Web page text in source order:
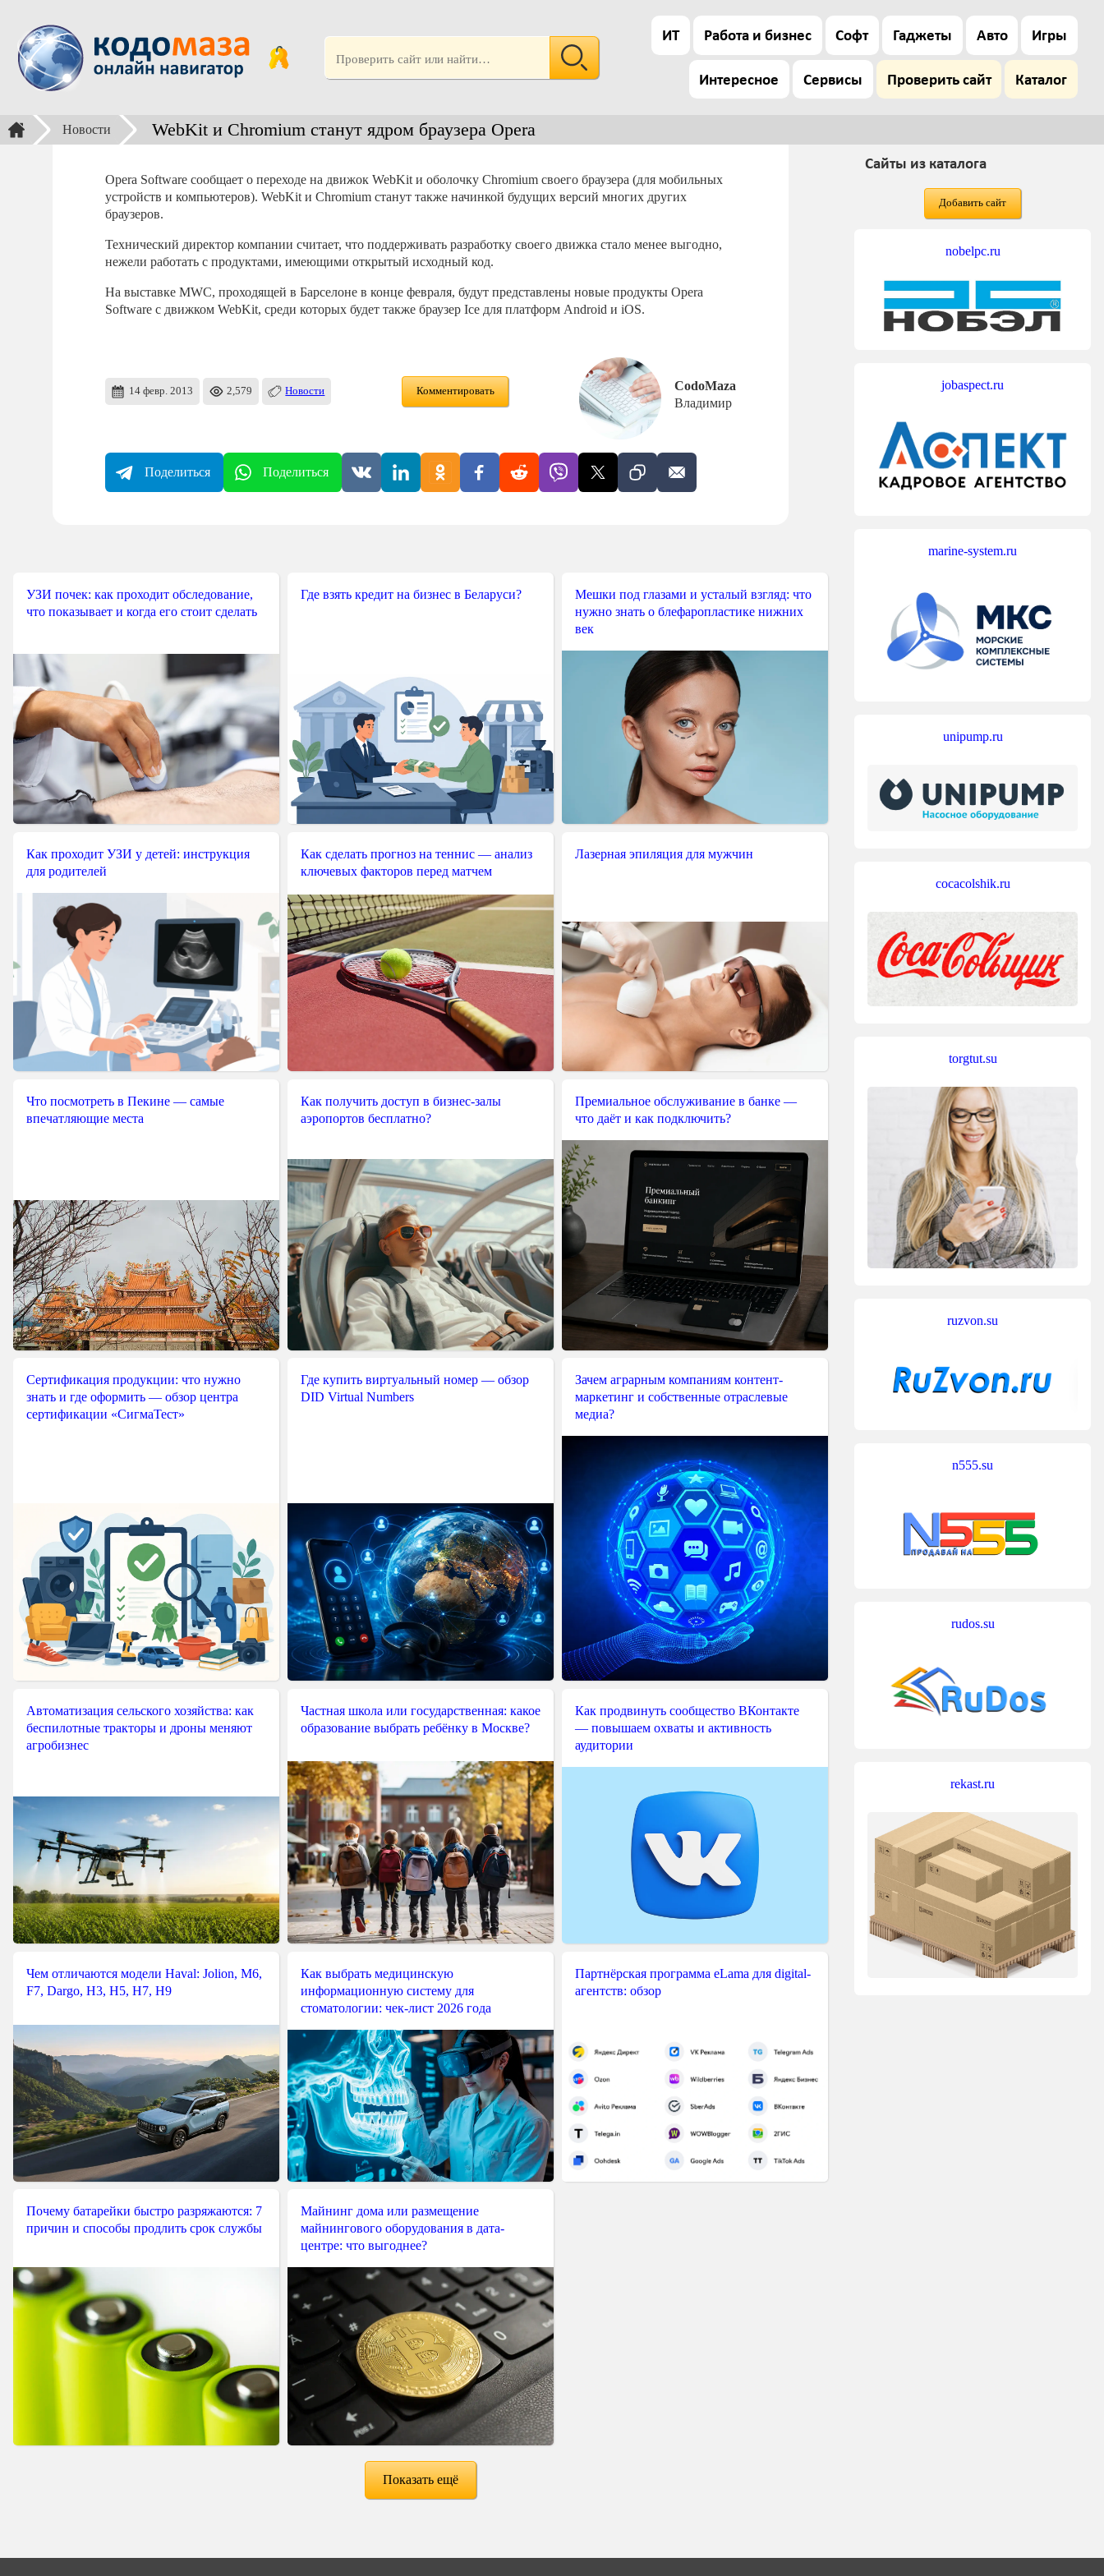
ИТ Работа и бизнес Софт Гаджеты Авто Игры
Интересное Сервисы Проверить сайт Каталог
Новости WebKit и Chromium станут ядром браузера Opera
Opera Software сообщает о переходе на движок WebKit и оболочку Chromium своего браузера (для мобильных
устройств и компьютеров). WebKit и Chromium станут также начинкой будущих версий многих других
браузеров.
Технический директор компании считает, что поддерживать разработку своего движка стало менее выгодно,
нежели работать с продуктами, имеющими открытый исходный код.
На выставке MWC, проходящей в Барселоне в конце февраля, будут представлены новые продукты Opera
Software с движком WebKit, среди которых будет также браузер Ice для платформ Android и iOS.
14 февр. 2013 2,579 Новости Комментировать
CodoMaza
Владимир
Поделиться Поделиться
УЗИ почек: как проходит обследование,
что показывает и когда его стоит сделать
Где взять кредит на бизнес в Беларуси?
Мешки под глазами и усталый взгляд: что
нужно знать о блефаропластике нижних
век
Как проходит УЗИ у детей: инструкция
для родителей
Как сделать прогноз на теннис — анализ
ключевых факторов перед матчем
Лазерная эпиляция для мужчин
Что посмотреть в Пекине — самые
впечатляющие места
Как получить доступ в бизнес-залы
аэропортов бесплатно?
Премиальное обслуживание в банке —
что даёт и как подключить?
Сертификация продукции: что нужно
знать и где оформить — обзор центра
сертификации «СигмаТест»
Где купить виртуальный номер — обзор
DID Virtual Numbers
Зачем аграрным компаниям контент-
маркетинг и собственные отраслевые
медиа?
Автоматизация сельского хозяйства: как
беспилотные тракторы и дроны меняют
агробизнес
Частная школа или государственная: какое
образование выбрать ребёнку в Москве?
Как продвинуть сообщество ВКонтакте
— повышаем охваты и активность
аудитории
Чем отличаются модели Haval: Jolion, M6,
F7, Dargo, H3, H5, H7, H9
Как выбрать медицинскую
информационную систему для
стоматологии: чек-лист 2026 года
Партнёрская программа eLama для digital-
агентств: обзор
Почему батарейки быстро разряжаются: 7
причин и способы продлить срок службы
Майнинг дома или размещение
майнингового оборудования в дата-
центре: что выгоднее?
Показать ещё
Сайты из каталога
Добавить сайт
nobelpc.ru
jobaspect.ru
marine-system.ru
unipump.ru
cocacolshik.ru
torgtut.su
ruzvon.su
n555.su
rudos.su
rekast.ru